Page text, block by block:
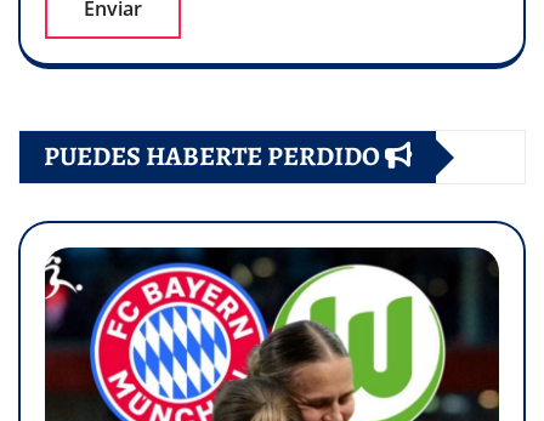
PUEDES HABERTE PERDIDO